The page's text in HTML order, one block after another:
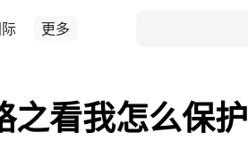
更多
之看我怎么保护